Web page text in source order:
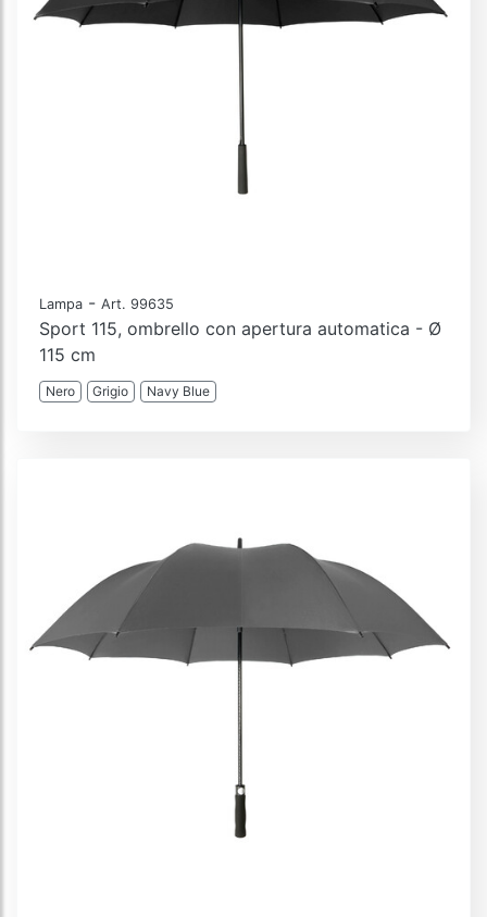
Lampa - Art. 99635
Sport 115, ombrello con apertura automatica - Ø
115 cm
Nero Grigio Navy Blue